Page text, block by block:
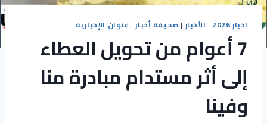
اخبار 2026 | الأخبار | صحيفة أخبار | عنوان الإخبارية
7 أعوام من تحويل العطاء
إلى أثر مستدام مبادرة منا
وفينا